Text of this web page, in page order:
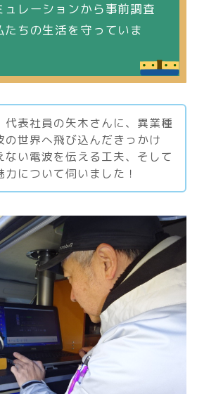
ュレーションから事前調査
ちの生活を守っていま
代表社員の矢木さんに、異業種
の世界へ飛び込んだきっかけ
ない電波を伝える工夫、そして
力について伺いました！